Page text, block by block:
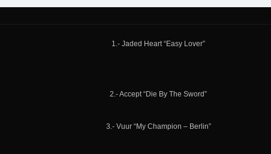
1.- Jaded Heart “Easy Lover”
2.- Accept “Die By The Sword”
3.- Vuur “My Champion – Berlin”